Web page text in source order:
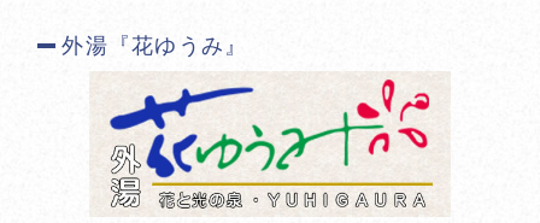
外湯『花ゆうみ』